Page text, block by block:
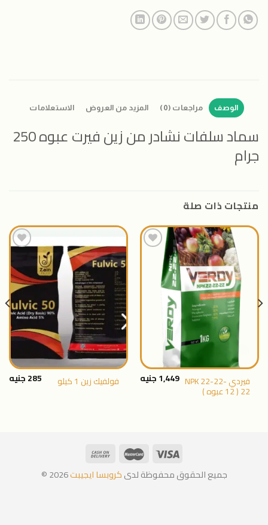
الوصف مراجعات (0) المزيد من العروض الاستعلامات
سماد سلفات نشادر من زين فيرت عبوه 250
جرام
منتجات ذات صلة
فيردي NPK 22-22-
22 ( 12 عبوه )
1,449جنيه
اضافة
الى
المنتجات
المفضلة
فولفيك زين 1 كيلو 285جنيه
جميع الحقوق محفوظة لدىكروبسا ايجيبت2026 ©